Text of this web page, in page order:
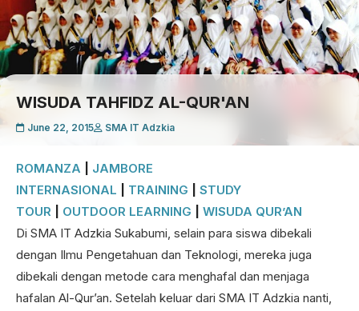
Galeri Kegiatan
Cari Artikel
WISUDA TAHFIDZ AL-QUR'AN
June 22, 2015 SMA IT Adzkia
ROMANZA
JAMBORE
INTERNASIONAL
TRAINING
STUDY
TOUR
OUTDOOR LEARNING
WISUDA QUR’AN
Di SMA IT Adzkia Sukabumi, selain para siswa dibekali
dengan Ilmu Pengetahuan dan Teknologi, mereka juga
dibekali dengan metode cara menghafal dan menjaga
hafalan Al-Qur’an. Setelah keluar dari SMA IT Adzkia nanti,